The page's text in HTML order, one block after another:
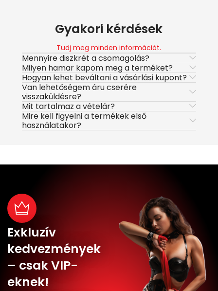
Gyakori kérdések
Tudj meg minden információt.
Mennyire diszkrét a csomagolás?
Milyen hamar kapom meg a terméket?
Hogyan lehet beváltani a vásárlási kupont?
Van lehetőségem áru cserére
visszaküldésre?
Mit tartalmaz a vételár?
Mire kell figyelni a termékek első
használatakor?
Exkluzív
kedvezmények
– csak VIP-
eknek!